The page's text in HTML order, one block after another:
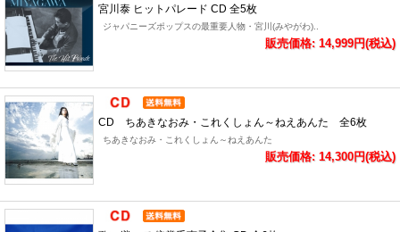
宮川泰 ヒットパレード CD 全5枚
ジャパニーズポップスの最重要人物・宮川(みやがわ)..
販売価格: 14,999円(税込)
CD ちあきなおみ・これくしょん～ねえあんた 全6枚
ちあきなおみ・これくしょん～ねえあんた
販売価格: 14,300円(税込)